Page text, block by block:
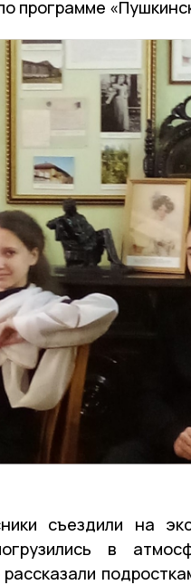
программе
съездили на
в